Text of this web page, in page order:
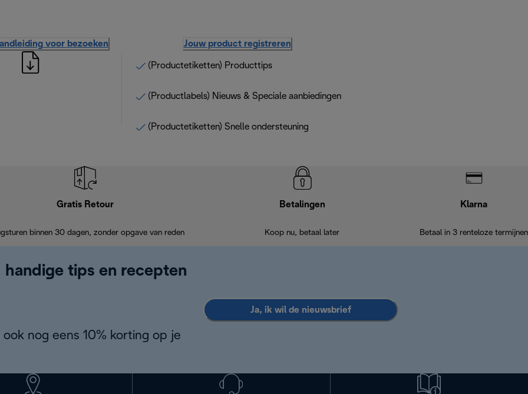
voor bezoeken Jouw product registreren
(Productetiketten) Producttips
(Productlabels) Nieuws & Speciale aanbiedingen
(Productetiketten) Snelle ondersteuning
Gratis Retour
binnen 30 dagen, zonder opgave van reden
Betalingen
Koop nu, betaal later
Klarna
Betaal in 3 renteloze termijnen
handige tips en recepten
nog eens 10% korting op je
Ja, ik wil de nieuwsbrief